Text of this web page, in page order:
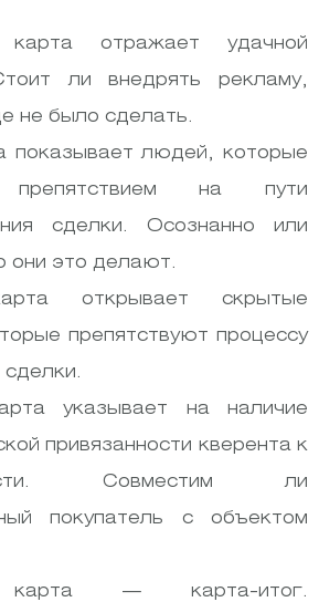
карта отражает удачной
ли внедрять рекламу,
не было сделать.
показывает людей, которые
препятствием на пути
сделки. Осознанно или
они это делают.
открывает скрытые
препятствуют процессу
указывает на наличие
привязанности кверента к
Совместим ли
покупатель с объектом
карта — карта-итог.